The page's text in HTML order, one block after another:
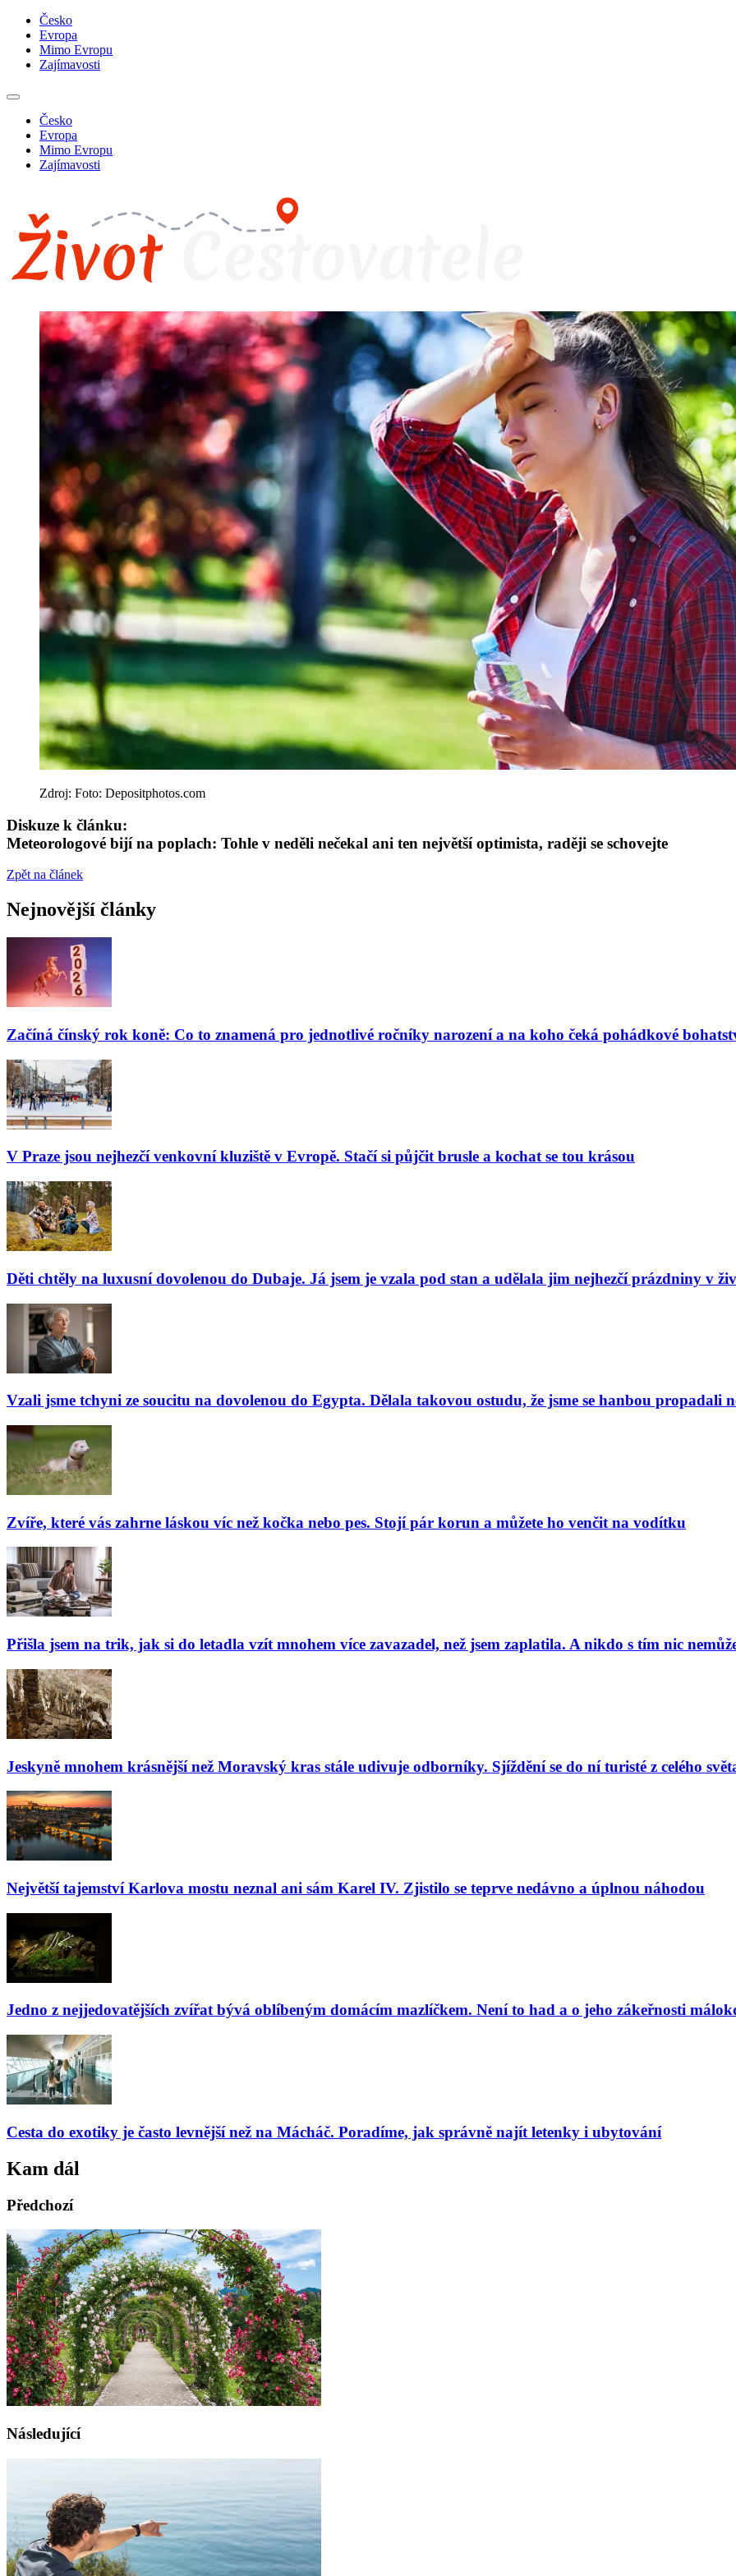
Česko
Evropa
Mimo Evropu
Zajímavosti
Česko
Evropa
Mimo Evropu
Zajímavosti
Zdroj: Foto: Depositphotos.com
Diskuze k článku:
Meteorologové bijí na poplach: Tohle v neděli nečekal ani ten největší optimista, raději se schovejte
Zpět na článek
Nejnovější články
Začíná čínský rok koně: Co to znamená pro jednotlivé ročníky narození a na koho čeká pohádkové
V Praze jsou nejhezčí venkovní kluziště v Evropě. Stačí si půjčit brusle a kochat se tou krásou
Děti chtěly na luxusní dovolenou do Dubaje. Já jsem je vzala pod stan a udělala jim nejhezčí prázdniny v
Vzali jsme tchyni ze soucitu na dovolenou do Egypta. Dělala takovou ostudu, že jsme se hanbou propadali
Zvíře, které vás zahrne láskou víc než kočka nebo pes. Stojí pár korun a můžete ho venčit na vodítku
Přišla jsem na trik, jak si do letadla vzít mnohem více zavazadel, než jsem zaplatila. A nikdo s tím nic
Jeskyně mnohem krásnější než Moravský kras stále udivuje odborníky. Sjíždění se do ní turisté z celého
Největší tajemství Karlova mostu neznal ani sám Karel IV. Zjistilo se teprve nedávno a úplnou náhodou
Jedno z nejjedovatějších zvířat bývá oblíbeným domácím mazlíčkem. Není to had a o jeho zákeřnosti
Cesta do exotiky je často levnější než na Mácháč. Poradíme, jak správně najít letenky i ubytování
Kam dál
Předchozí
Následující